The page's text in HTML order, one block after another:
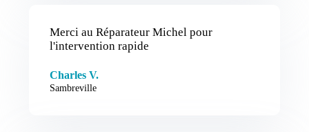
Merci au Réparateur Michel pour
l'intervention rapide
Charles V.
Sambreville